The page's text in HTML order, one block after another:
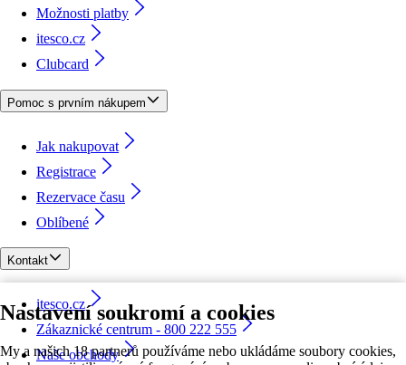
Nastavení soukromí a cookies
My a našich 18 partnerů používáme nebo ukládáme soubory cookies,
Možnosti platby
itesco.cz
Clubcard
Pomoc s prvním nákupem
Jak nakupovat
Registrace
Rezervace času
Oblíbené
Kontakt
itesco.cz
Zákaznické centrum - 800 222 555
Naše obchody